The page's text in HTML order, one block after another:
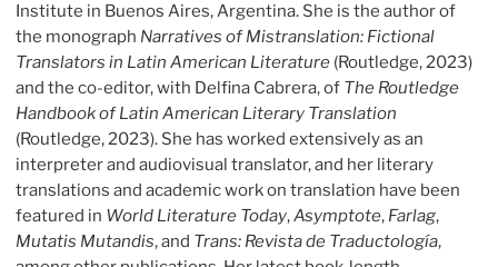
Institute in Buenos Aires, Argentina. She is the author of
the monograph Narratives of Mistranslation: Fictional
Translators in Latin American Literature (Routledge, 2023)
and the co-editor, with Delfina Cabrera, of The Routledge
Handbook of Latin American Literary Translation
(Routledge, 2023). She has worked extensively as an
interpreter and audiovisual translator, and her literary
translations and academic work on translation have been
featured in World Literature Today,Asymptote, Farlag,
Mutatis Mutandis, and Trans: Revista de Traductología,